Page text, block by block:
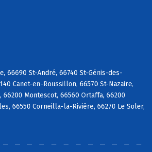
66690 St-André, 66740 St-Génis-des-
Canet-en-Roussillon, 66570 St-Nazaire,
Montescot, 66560 Ortaffa, 66200
66550 Corneilla-la-Rivière, 66270 Le Soler,